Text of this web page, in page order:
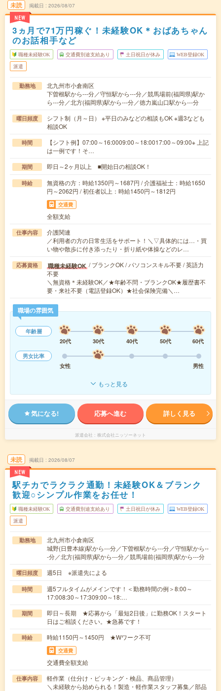
未読
NEW
掲載日 2026/08/07
3ヵ月で71万円稼ぐ！未経験OK＊おばあちゃん
のお話相手など
職種未経験OK 交通費別途支給あり 土日祝日が休み WEB登録OK
派遣
勤務地
北九州市小倉南区
下曽根駅から---分／守恒駅から---分／競馬場前(福岡県)駅か
ら---分／北方(福岡県)駅から---分／徳力嵐山口駅から---分
曜日頻度
シフト制（月～日） ※平日のみなどの相談もOK ※週3なども
相談OK
時間
【シフト例】07:00～16:0009:00～18:0017:00～09:00※ 上記
は一例です！そ…
期間 即日～2ヶ月以上 ■開始日の相談OK！
時給
無資格の方：時給1350円～1687円 / 介護福祉士：時給1650
円～2062円 / 初任者以上：時給1450円～1812円
交通費
全額支給
仕事内容
介護関連
／利用者の方の日常生活をサポート！＼▽具体的には…・買
い物や散歩に付き添ったり・折り紙や体操などのレ…
応募資格 職種未経験OK / ブランクOK / パソコンスキル不要 / 英語力
不要
＼無資格＊未経験OK／★年齢不問・ブランクOK★履歴書不
要・来社不要（電話登録OK）★社会保険完備＼…
職場の雰囲気
年齢層
20代
30代 40代 50代
60代
男女比率
女性
男性
もっと見る
気になる! 応募へ進む 詳しく見る
派遣会社 株式会社ニッソーネット
未読
NEW
掲載日 2026/08/07
駅チカでラクラク通勤！未経験OK＆ブランク
歓迎○シンプル作業をお任せ！
職種未経験OK 交通費別途支給あり 土日祝日が休み WEB登録OK
派遣
勤務地
北九州市小倉南区
城野(日豊本線)駅から---分／下曽根駅から---分／守恒駅から--
-分／北方(福岡県)駅から---分／競馬場前(福岡県)駅から---分
曜日頻度 週5日 ※派遣先による
時間
週5フルタイムがメインです！＜勤務時間の例＞8:00～
17:008:30～17:309:00～18:…
期間
即日～長期 ★応募から「最短2日後」に勤務OK！スタート
日はご相談ください。★急募です！
時給 時給1150円～1450円 ★Wワーク不可
交通費
交通費全額支給
仕事内容
軽作業（仕分け・ピッキング・検品、商品管理）
＼未経験から始められる！製造・軽作業スタッフ募集／部品